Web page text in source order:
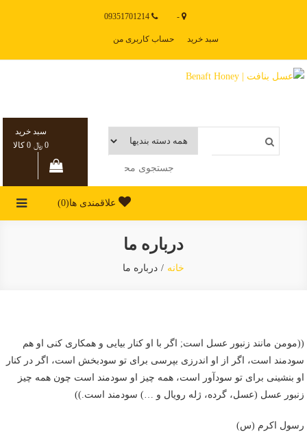
-
09351701214
سبد خرید حساب کاربری من
سبد خرید
0 ﷼
0 کالا
علاقمندی ها(0)
درباره ما
خانه درباره ما
((مومن مانند زنبور عسل است; اگر با او کنار بیایی و همکاری کنی او هم
سودمند است، اگر از او اندرزی بپرسی برای تو سودبخش است، اگر در کنار
او بنشینی برای تو سودآور است، همه چیز او سودمند است چون همه چیز
زنبور عسل (عسل، گرده، ژله رویال و …) سودمند است.))
رسول اکرم (س)